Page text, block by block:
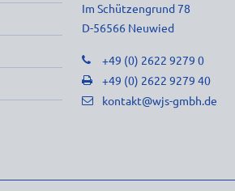
Im Schützengrund 78
D-56566 Neuwied
+49 (0) 2622 9279 0
+49 (0) 2622 9279 40
kontakt@wjs-gmbh.de